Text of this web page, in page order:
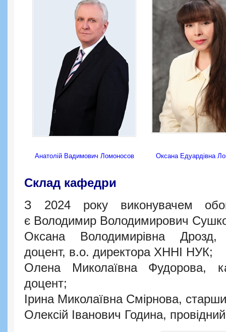
Анатолій Вадимович Ломоносов Оксана Едуардівна
Склад кафедри
З 2024 року виконувачем
є Володимир Володимирович
Оксана Володимирівна Дрозд,
доцент, в.о. директора ХННІ НУК;
Олена Миколаївна Фудорова,
доцент;
Ірина Миколаївна Смірнова,
Олексій Іванович Година,